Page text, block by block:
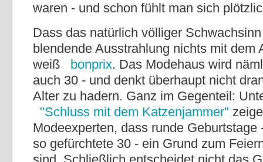
waren - und schon fühlt man sich
Dass das natürlich völliger
blendende Ausstrahlung nichts mit dem
weiß
bonprix. Das Modehaus wird
auch 30 - und denkt überhaupt nicht
Alter zu hadern. Ganz im Gegenteil:
"Schluss mit dem Katzenjammer"
Modeexperten, dass runde Geburtstage
so gefürchtete 30 - ein Grund zum